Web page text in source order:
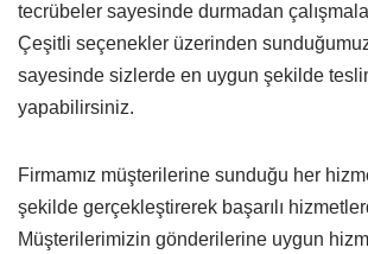
tecrübeler sayesinde durmadan
Çeşitli seçenekler üzerinden
sayesinde sizlerde en uygun şekilde
yapabilirsiniz.
Firmamız müşterilerine sunduğu her
şekilde gerçekleştirerek başarılı
Müşterilerimizin gönderilerine uygun